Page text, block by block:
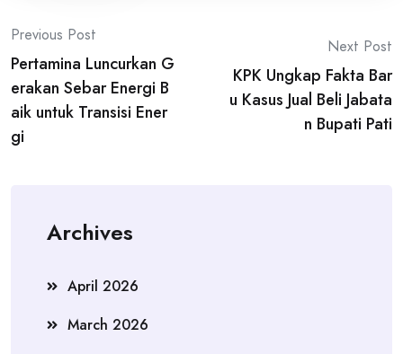
Post
navigation
Previous Post
Pertamina Luncurkan G
erakan Sebar Energi B
aik untuk Transisi Ener
gi
Next Post
KPK Ungkap Fakta Bar
u Kasus Jual Beli Jabata
n Bupati Pati
Archives
April 2026
March 2026